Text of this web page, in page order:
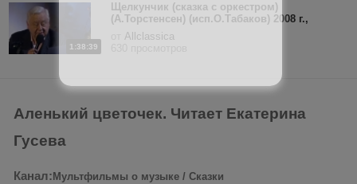
1:38:39
Щелкунчик (сказка с оркестром)
(А.Торстенсен) (исп.О.Табаков) 2008 г.,
литературно-музыкально-хореографическая
композиция
Allclassica
Аленький цветочек. Читает Екатерина
Гусева
Канал: Мультфильмы о музыке / Сказки